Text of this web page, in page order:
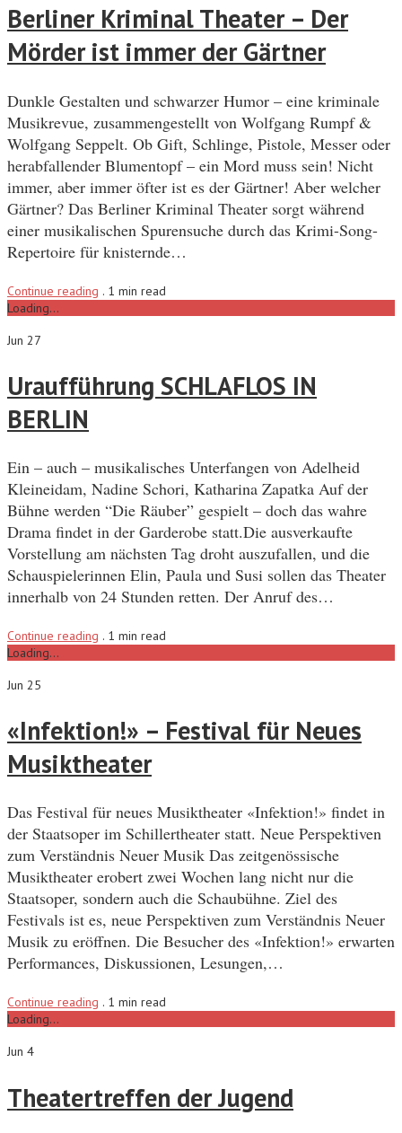
Berliner Kriminal Theater – Der
Mörder ist immer der Gärtner
Dunkle Gestalten und schwarzer Humor – eine kriminale
Musikrevue, zusammengestellt von Wolfgang Rumpf &
Wolfgang Seppelt. Ob Gift, Schlinge, Pistole, Messer oder
herabfallender Blumentopf – ein Mord muss sein! Nicht
immer, aber immer öfter ist es der Gärtner! Aber welcher
Gärtner? Das Berliner Kriminal Theater sorgt während
einer musikalischen Spurensuche durch das Krimi-Song-
Repertoire für knisternde…
Continue reading . 1 min read
Loading...
Jun 27
Uraufführung SCHLAFLOS IN
BERLIN
Ein – auch – musikalisches Unterfangen von Adelheid
Kleineidam, Nadine Schori, Katharina Zapatka Auf der
Bühne werden “Die Räuber” gespielt – doch das wahre
Drama findet in der Garderobe statt.Die ausverkaufte
Vorstellung am nächsten Tag droht auszufallen, und die
Schauspielerinnen Elin, Paula und Susi sollen das Theater
innerhalb von 24 Stunden retten. Der Anruf des…
Continue reading . 1 min read
Loading...
Jun 25
«Infektion!» – Festival für Neues
Musiktheater
Das Festival für neues Musiktheater «Infektion!» findet in
der Staatsoper im Schillertheater statt. Neue Perspektiven
zum Verständnis Neuer Musik Das zeitgenössische
Musiktheater erobert zwei Wochen lang nicht nur die
Staatsoper, sondern auch die Schaubühne. Ziel des
Festivals ist es, neue Perspektiven zum Verständnis Neuer
Musik zu eröffnen. Die Besucher des «Infektion!» erwarten
Performances, Diskussionen, Lesungen,…
Continue reading . 1 min read
Loading...
Jun 4
Theatertreffen der Jugend